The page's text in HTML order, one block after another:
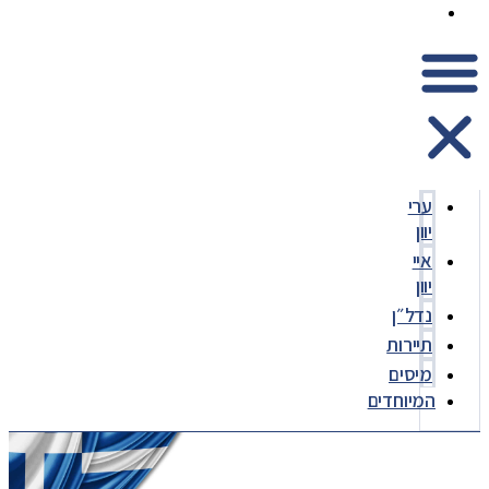
ערי
יוון
איי
יוון
נדל״ן
תיירות
מיסים
המיוחדים